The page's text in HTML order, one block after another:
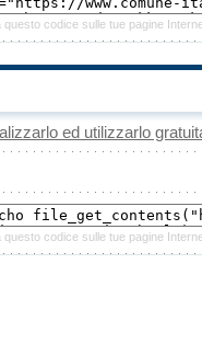
questo codice sulle tue pagine
ed utilizzarlo
questo codice sulle tue pagine